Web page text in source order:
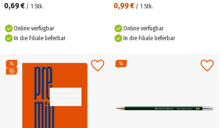
0,69 € / 1 Stk.
Online verfügbar
In die Filiale lieferbar
0,99 € / 1 Stk.
Online verfügbar
In die Filiale lieferbar